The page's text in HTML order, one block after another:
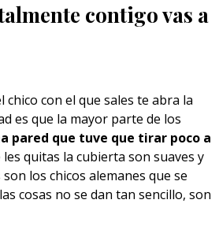
contigo vas a
con el que sales te abra la
es que la mayor parte de los
pared que tuve que tirar poco a
quitas la cubierta son suaves y
los chicos alemanes que se
cosas no se dan tan sencillo, son